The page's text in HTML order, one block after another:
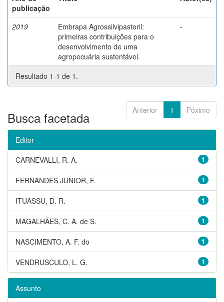
publicação
2019
Embrapa Agrossilvipastoril:
primeiras contribuições para o
desenvolvimento de uma
agropecuária sustentável.
-
Resultado 1-1 de 1.
Anterior 1 Póximo
Busca facetada
Editor
1
CARNEVALLI, R. A.
1
FERNANDES JUNIOR, F.
1
ITUASSU, D. R.
1
MAGALHÃES, C. A. de S.
1
NASCIMENTO, A. F. do
1
VENDRUSCULO, L. G.
Assunto